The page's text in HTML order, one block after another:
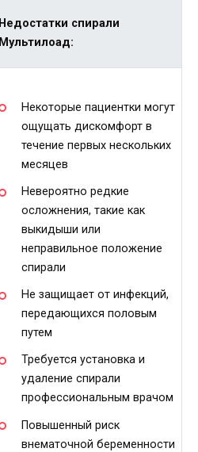
Недостатки спирали
Мультилоад:
Некоторые пациентки могут
ощущать дискомфорт в
течение первых нескольких
месяцев
Невероятно редкие
осложнения, такие как
выкидыши или
неправильное положение
спирали
Не защищает от инфекций,
передающихся половым
путем
Требуется установка и
удаление спирали
профессиональным врачом
Повышенный риск
внематочной беременности